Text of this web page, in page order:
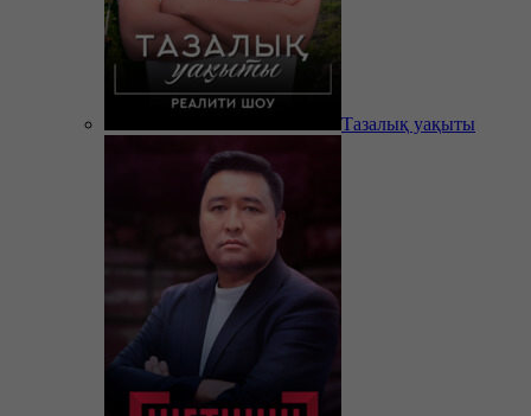
Тазалық уақыты